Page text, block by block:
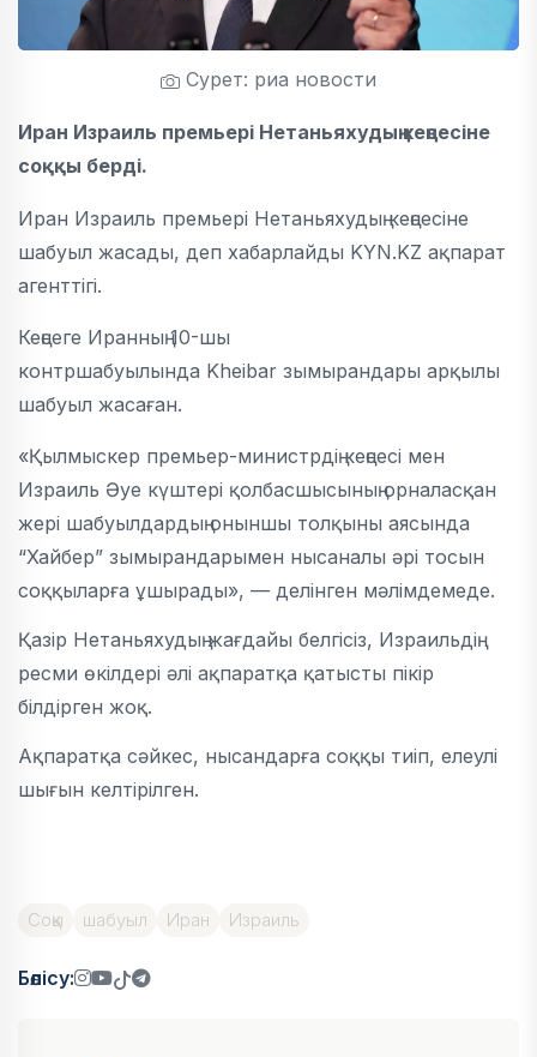
Сурет: риа новости
Иран Израиль премьері Нетаньяхудың кеңсесіне
соққы берді.
Иран Израиль премьері Нетаньяхудың кеңсесіне
шабуыл жасады, деп хабарлайды KYN.KZ ақпарат
агенттігі.
Кеңсеге Иранның 10-шы
контршабуылында Kheibar зымырандары арқылы
шабуыл жасаған.
«Қылмыскер премьер-министрдің кеңсесі мен
Израиль Әуе күштері қолбасшысының орналасқан
жері шабуылдардың оныншы толқыны аясында
“Хайбер” зымырандарымен нысаналы әрі тосын
соққыларға ұшырады», — делінген мәлімдемеде.
Қазір Нетаньяхудың жағдайы белгісіз, Израильдің
ресми өкілдері әлі ақпаратқа қатысты пікір
білдірген жоқ.
Ақпаратқа сәйкес, нысандарға соққы тиіп, елеулі
шығын келтірілген.
Соққы шабуыл Иран Израиль
Бөлісу: